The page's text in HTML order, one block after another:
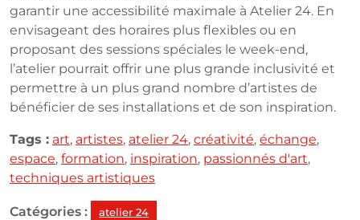
garantir une accessibilité maximale à Atelier 24. En
envisageant des horaires plus flexibles ou en
proposant des sessions spéciales le week-end,
l’atelier pourrait offrir une plus grande inclusivité et
permettre à un plus grand nombre d’artistes de
bénéficier de ses installations et de son inspiration.
Tags : art, artistes, atelier 24, créativité, échange,
espace, formation, inspiration, passionnés d'art,
techniques artistiques
Catégories : atelier 24